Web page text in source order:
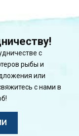
с
рыбы и
или
с нами в